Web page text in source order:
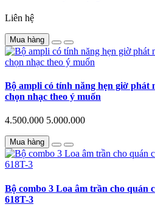
Liên hệ
Mua hàng
Bộ ampli có tính năng hẹn giờ phát
chọn nhạc theo ý muốn
4.500.000 5.000.000
Mua hàng
Bộ combo 3 Loa âm trần cho quán
618T-3